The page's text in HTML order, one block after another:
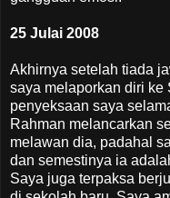
25 Julai 2008
Akhirnya setelah tiada
saya melaporkan diri
penyeksaan saya
Rahman melancarkan
melawan dia, padahal
dan semestinya ia
Saya juga terpaksa